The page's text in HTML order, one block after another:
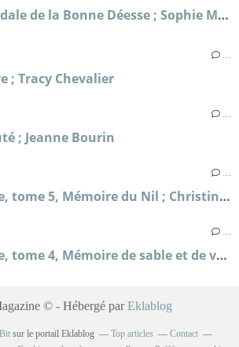
Clodia ou le scandale de la Bonne Déesse ; Sophie Malick-Prunier
; Tracy Chevalier
; Jeanne Bourin
Mémoire Froissée, tome 5, Mémoire du Nil ; Christine Machureau
Mémoire Froissée, tome 4, Mémoire de sable et de vent ; Christine Machureau
© - Hébergé parEklablog
sur le portail Eklablog Top articles
Contact